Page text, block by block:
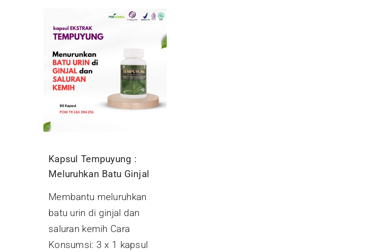
Kapsul Tempuyung :
Meluruhkan Batu Ginjal
Membantu meluruhkan
batu urin di ginjal dan
saluran kemih Cara
Konsumsi: 3 x 1 kapsul